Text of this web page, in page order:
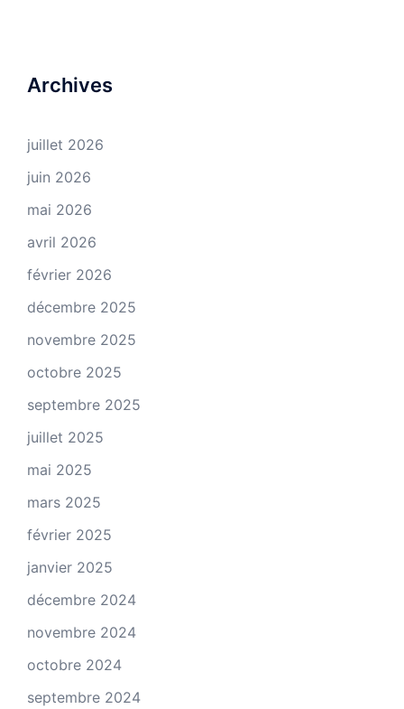
Archives
juillet 2026
juin 2026
mai 2026
avril 2026
février 2026
décembre 2025
novembre 2025
octobre 2025
septembre 2025
juillet 2025
mai 2025
mars 2025
février 2025
janvier 2025
décembre 2024
novembre 2024
octobre 2024
septembre 2024